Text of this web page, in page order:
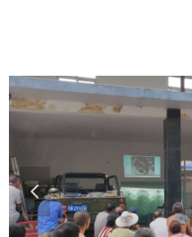
넳